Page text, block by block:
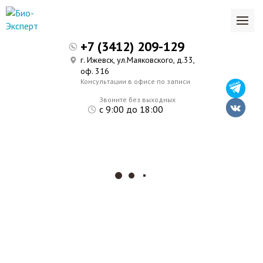
Звоните без выходных
с 9:00 до 18:00
+7 (3412) 209-129
г. Ижевск, ул.Маяковского, д.33,
оф. 316
Консультации в офисе по записи